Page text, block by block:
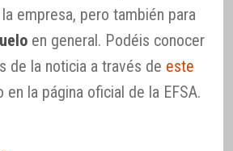
empresa, pero también para
en general. Podéis conocer
de la noticia a través de este
en la página oficial de la EFSA.